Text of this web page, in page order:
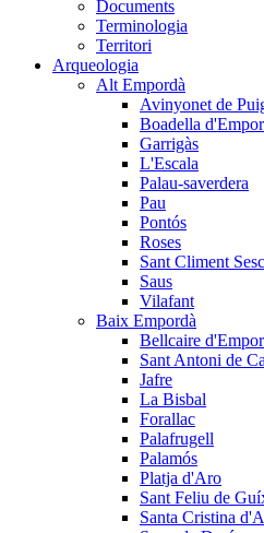
Documents
Terminologia
Territori
Arqueologia
Alt Empordà
Avinyonet de
Boadella
Garrigàs
L'Escala
Palau-saverdera
Pau
Pontós
Roses
Sant Climent
Saus
Vilafant
Baix Empordà
Bellcaire
Sant Antoni de
Jafre
La Bisbal
Forallac
Palafrugell
Palamós
Platja d'Aro
Sant Feliu de
Santa Cristina